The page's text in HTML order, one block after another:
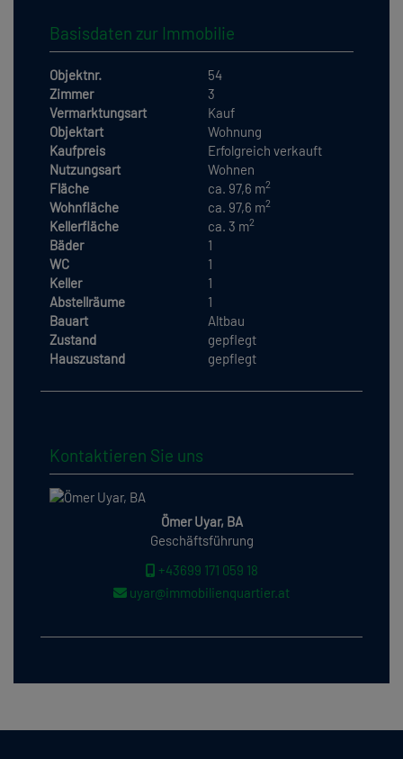
Basisdaten zur Immobilie
Objektnr.
54
Zimmer
3
Vermarktungsart
Kauf
Objektart
Wohnung
Kaufpreis
Erfolgreich verkauft
Nutzungsart
Wohnen
Fläche
ca. 97,6 m2
Wohnfläche ca. 97,6 m2
Kellerfläche ca. 3 m2
Bäder
1
WC
1
Keller
1
Abstellräume
1
Bauart
Altbau
Zustand
gepflegt
Hauszustand
gepflegt
Kontaktieren Sie uns
Ömer Uyar, BA
Geschäftsführung
+43699 171 059 18
uyar@immobilienquartier.at